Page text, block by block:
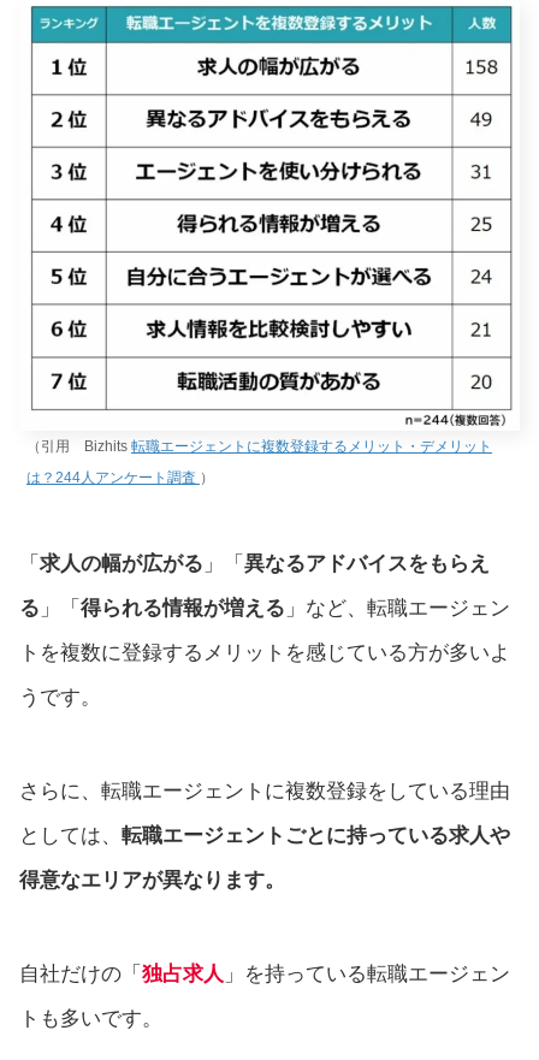
（引用 Bizhits 転職エージェントに複数登録するメリット・デメリット
は？244人アンケート調査 ）
「 求人の幅が広がる 」「 異なるアドバイスをもらえ
る 」「 得られる情報が増える 」など、転職エージェン
トを複数に登録するメリットを感じている方が多いよ
うです。
さらに、転職エージェントに複数登録をしている理由
としては、 転職エージェントごとに持っている求人や
得意なエリアが異なります。
自社だけの「 独占求人 」を持っている転職エージェン
トも多いです。